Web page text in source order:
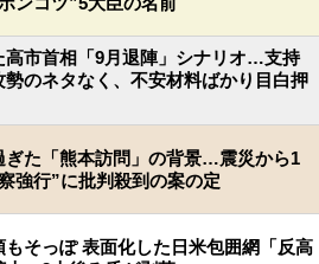
高市首相「9月退陣」シナリオ…支持
のネタなく、不安材料ばかり目白押
ぎた「熊本訪問」の背景…震災から1
強行”に批判殺到の案の定
もそっぽ 表面化した日米包囲網「反高